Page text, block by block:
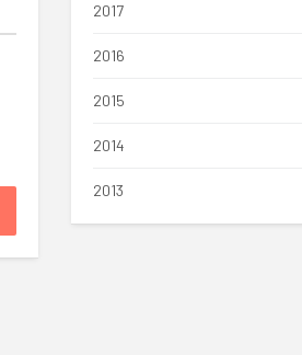
2017
2016
2015
2014
2013